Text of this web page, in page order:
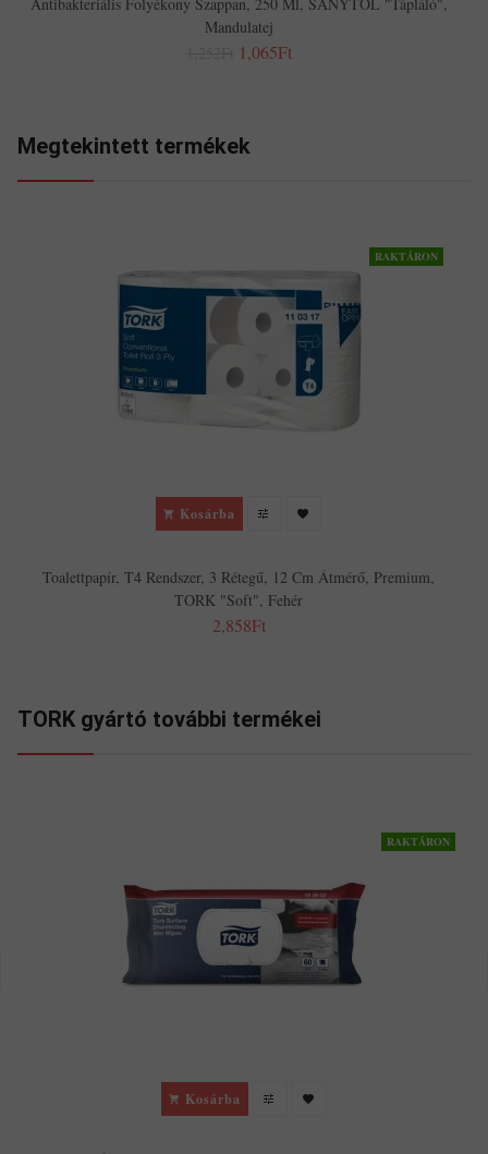
Antibakteriális Folyékony Szappan, 250 Ml, SANYTOL "Tápláló",
Mandulatej
1,065Ft
Megtekintett termékek
RAKTÁRON
Kosárba
Toalettpapír, T4 Rendszer, 3 Rétegű, 12 Cm Átmérő, Premium,
TORK "Soft", Fehér
2,858Ft
TORK gyártó további termékei
RAKTÁRON
Kosárba